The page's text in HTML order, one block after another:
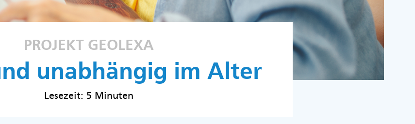
PROJEKT GEOLEXA
unabhängig im Alter
Lesezeit: 5 Minuten